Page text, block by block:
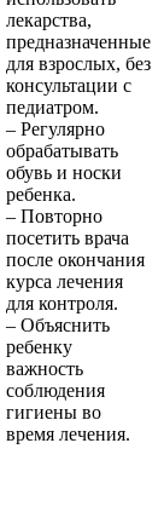
лекарства,
предназначенные
для взрослых, без
консультации с
педиатром.
– Регулярно
обрабатывать
обувь и носки
ребенка.
– Повторно
посетить врача
после окончания
курса лечения
для контроля.
– Объяснить
ребенку
важность
соблюдения
гигиены во
время лечения.